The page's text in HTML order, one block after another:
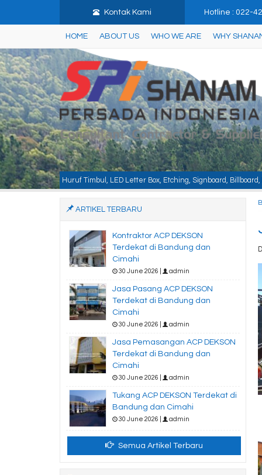
Kontak Kami Hotline : 022-
HOME ABOUT US WHO WE ARE WHY
Timbul, LED Letter Box, Etching, Signboard, Billboard, Baja Berat,
ARTIKEL TERBARU
Kontraktor ACP DEKSON
Terdekat di Bandung dan
Cimahi
30 June 2026 | admin
Jasa Pasang ACP DEKSON
Terdekat di Bandung dan
Cimahi
30 June 2026 | admin
Jasa Pemasangan ACP DEKSON
Terdekat di Bandung dan
Cimahi
30 June 2026 | admin
Tukang ACP DEKSON Terdekat di
Bandung dan Cimahi
30 June 2026 | admin
Semua Artikel Terbaru